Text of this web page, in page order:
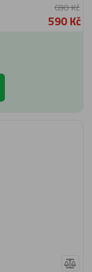
690 Kč
590 Kč